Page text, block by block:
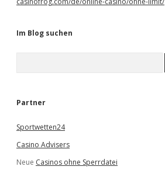
Im Blog suchen
e
Partner
Sportwetten24
Casino Advisers
Neue Casinos ohne Sperrdatei